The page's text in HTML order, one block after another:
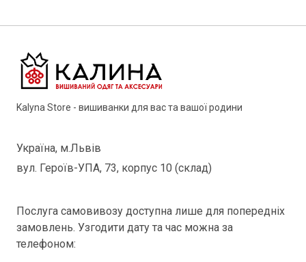
Kalyna Store - вишиванки для вас та вашої родини
Україна, м.Львів
вул. Героїв-УПА, 73, корпус 10 (склад)
Послуга самовивозу доступна лише для попередніх
замовлень. Узгодити дату та час можна за
телефоном: